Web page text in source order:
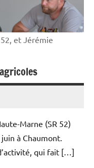
et Jérémie
Marne (SR 52)
à Chaumont.
qui fait […]